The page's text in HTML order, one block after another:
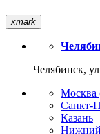
xmark
Челябинск,
Москва
Санкт-
Казань